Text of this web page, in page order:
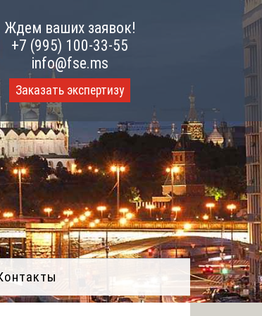
Ждем ваших заявок!
+7 (995) 100-33-55
info@fse.ms
Заказать экспертизу